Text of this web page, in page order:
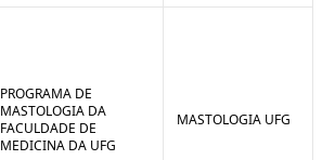
PROGRAMA DE
MASTOLOGIA DA
FACULDADE DE
MEDICINA DA UFG
MASTOLOGIA UFG